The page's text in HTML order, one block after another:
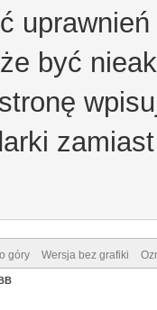
być
góry Wersja bez grafiki